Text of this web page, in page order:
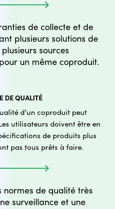
de collecte et de
plusieurs solutions de
sources
un même coproduit.
DE QUALITÉ
d’un coproduit peut
utilisateurs doivent être en
de produits plus
pas tous prêts à faire.
normes de qualité très
surveillance et une